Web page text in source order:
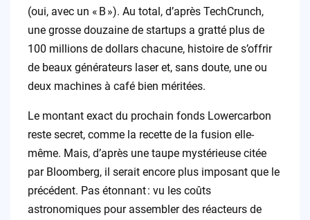
(oui, avec un « B »). Au total, d’après TechCrunch,
une grosse douzaine de startups a gratté plus de
100 millions de dollars chacune, histoire de s’offrir
de beaux générateurs laser et, sans doute, une ou
deux machines à café bien méritées.
Le montant exact du prochain fonds Lowercarbon
reste secret, comme la recette de la fusion elle-
même. Mais, d’après une taupe mystérieuse citée
par Bloomberg, il serait encore plus imposant que le
précédent. Pas étonnant : vu les coûts
astronomiques pour assembler des réacteurs de